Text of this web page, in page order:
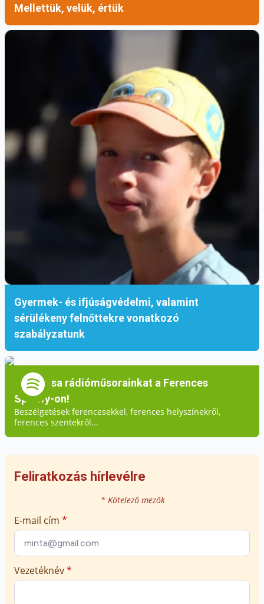
Mellettük, velük, értük
Gyermek- és ifjúságvédelmi, valamint
sérülékeny felnőttekre vonatkozó
szabályzatunk
Hallgassa rádióműsorainkat a Ferences
Spotify-on!
Beszélgetések ferencesekkel, ferences helyszínekről,
ferences szentekről...
Feliratkozás hírlevélre
* Kötelező mezők
E-mail cím *
Vezetéknév*